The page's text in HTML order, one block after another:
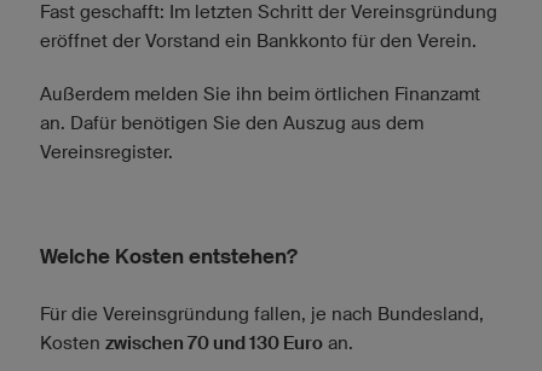
Fast geschafft: Im letzten Schritt der Vereinsgründung
eröffnet der Vorstand ein Bankkonto für den Verein.
Außerdem melden Sie ihn beim örtlichen Finanzamt
an. Dafür benötigen Sie den Auszug aus dem
Vereinsregister.
Welche Kosten entstehen?
Für die Vereinsgründung fallen, je nach Bundesland,
Kosten zwischen 70 und 130 Euro an.